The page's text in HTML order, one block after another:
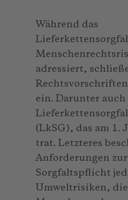
Während das
adressiert,
ein. Darunter auch
(LkSG), das am 1.
trat. Letzteres
Anforderungen
Sorgfaltspflicht
Umweltrisiken,